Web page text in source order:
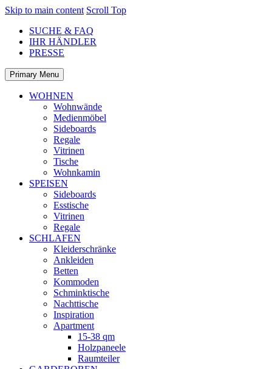
Skip to main content Scroll Top
SUCHE & FAQ
IHR HÄNDLER
PRESSE
Primary Menu
WOHNEN
Wohnwände
Medienmöbel
Sideboards
Regale
Vitrinen
Tische
Wohnkamin
SPEISEN
Sideboards
Esstische
Vitrinen
Regale
SCHLAFEN
Kleiderschränke
Ankleiden
Betten
Kommoden
Schminktische
Nachttische
Inspiration
Apartment
15-38 qm
Holzpaneele
Raumteiler